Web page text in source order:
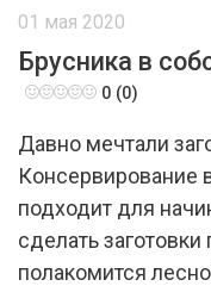
01 мая 2020
Брусника в
0 (0)
Давно мечтали
Консервирование
подходит для
сделать
полакомится